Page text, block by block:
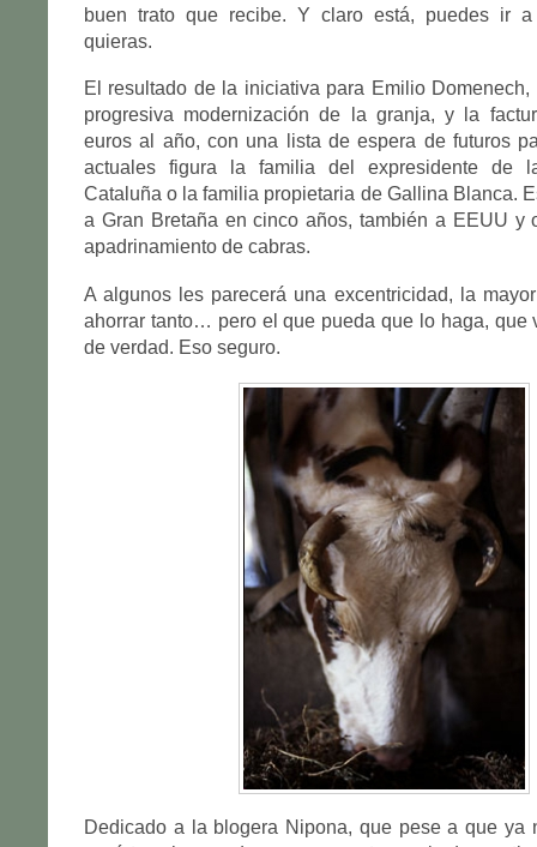
buen trato que recibe. Y claro está, puedes ir a
quieras.
El resultado de la iniciativa para Emilio
progresiva modernización de la granja, y la
euros al año, con una lista de espera de futuros
actuales figura la familia del expresidente de
Cataluña o la familia propietaria de Gallina Blanca.
a Gran Bretaña en cinco años, también a EEUU y
apadrinamiento de cabras.
A algunos les parecerá una excentricidad, la
ahorrar tanto… pero el que pueda que lo haga, que
de verdad. Eso seguro.
Dedicado a la blogera Nipona, que pese a que ya